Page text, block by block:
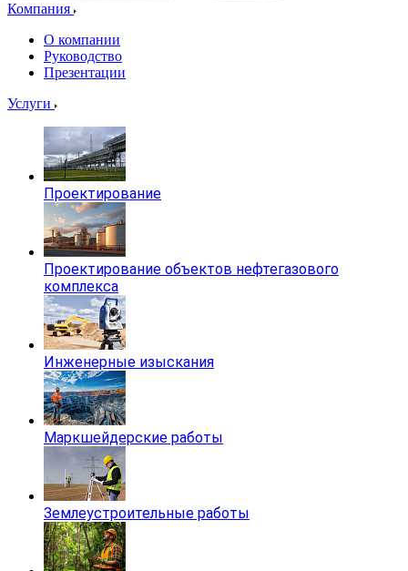
Компания
О компании
Руководство
Презентации
Услуги
Проектирование
Проектирование объектов нефтегазового
комплекса
Инженерные изыскания
Маркшейдерские работы
Землеустроительные работы